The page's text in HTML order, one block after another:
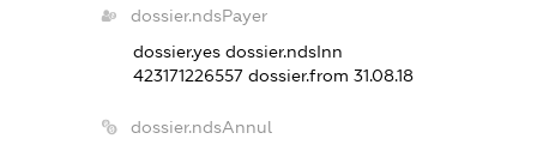
dossier.ndsPayer
dossier.yesdossier.ndsInn
423171226557dossier.from 31.08.18
dossier.ndsAnnul